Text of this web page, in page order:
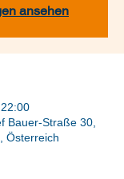
ansehen
Bauer-Straße 30,
Österreich